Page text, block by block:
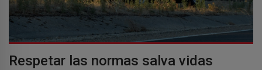
Respetar las normas salva vidas